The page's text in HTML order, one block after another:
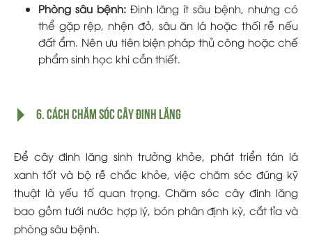
Phòng sâu bệnh: Đinh lăng ít sâu bệnh, nhưng có
thể gặp rệp, nhện đỏ, sâu ăn lá hoặc thối rễ nếu
đất ẩm. Nên ưu tiên biện pháp thủ công hoặc chế
phẩm sinh học khi cần thiết.
6. Cách chăm sóc cây đinh lăng
Để cây đinh lăng sinh trưởng khỏe, phát triển tán lá
xanh tốt và bộ rễ chắc khỏe, việc chăm sóc đúng kỹ
thuật là yếu tố quan trọng. Chăm sóc cây đinh lăng
bao gồm tưới nước hợp lý, bón phân định kỳ, cắt tỉa và
phòng sâu bệnh.